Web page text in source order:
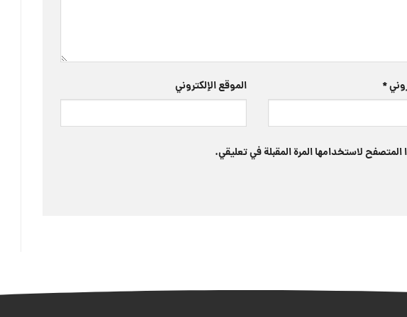
* الموقع الإلكتروني
لاستخدامها المرة المقبلة في تعليقي.